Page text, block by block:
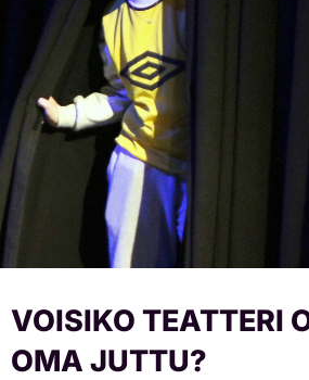
VOISIKO TEATTERI
OMA JUTTU?